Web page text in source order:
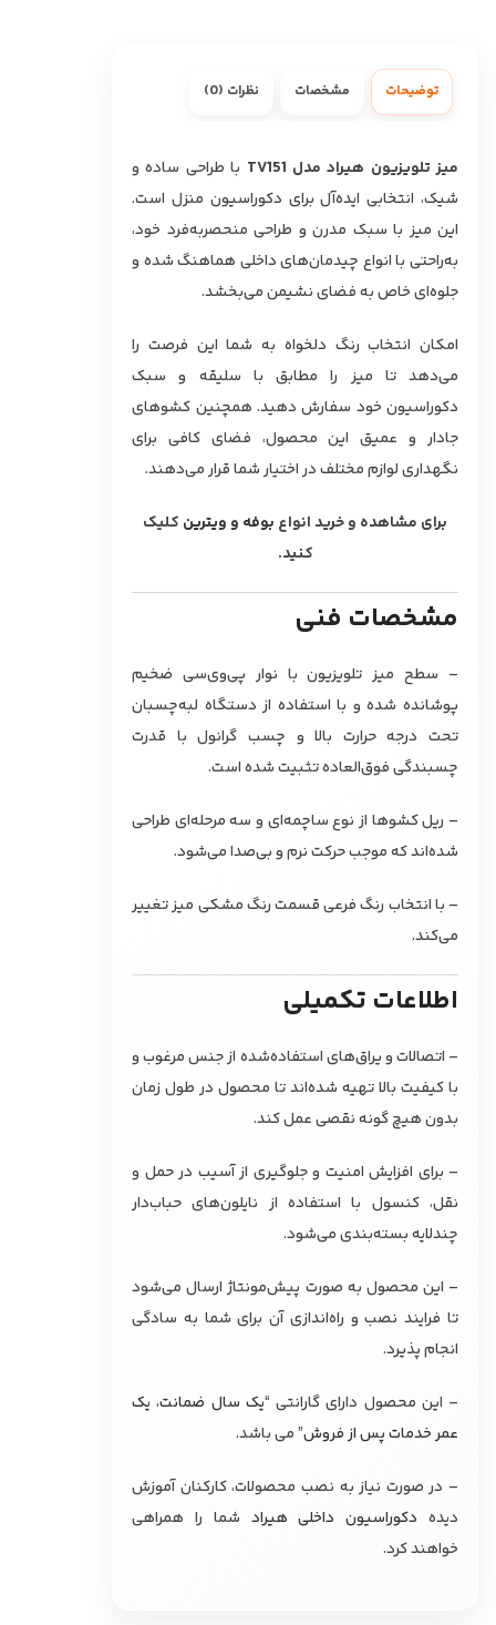
توضیحات مشخصات نظرات (0)
میز تلویزیون هیراد مدل TV151
با طراحی ساده و
شیک، انتخابی ایده‌آل برای دکوراسیون منزل است.
این میز با سبک مدرن و طراحی منحصربه‌فرد خود،
به‌راحتی با انواع چیدمان‌های داخلی هماهنگ شده و
جلوه‌ای خاص به فضای نشیمن می‌بخشد.
امکان انتخاب رنگ دلخواه به شما این فرصت را
می‌دهد تا میز را مطابق با سلیقه و سبک
دکوراسیون خود سفارش دهید. همچنین کشوهای
جادار و عمیق این محصول، فضای کافی برای
نگهداری لوازم مختلف در اختیار شما قرار می‌دهند.
برای مشاهده و خرید انواع بوفه و ویترین کلیک
کنید.
مشخصات فنی
– سطح میز تلویزیون با نوار پی‌وی‌سی ضخیم
پوشانده شده و با استفاده از دستگاه لبه‌چسبان
تحت درجه حرارت بالا و چسب گرانول با قدرت
چسبندگی فوق‌العاده تثبیت شده است.
– ریل کشوها از نوع ساچمه‌ای و سه مرحله‌ای طراحی
شده‌اند که موجب حرکت نرم و بی‌صدا می‌شود.
– با انتخاب رنگ فرعی قسمت رنگ مشکی میز تغییر
می‌کند.
اطلاعات تکمیلی
– اتصالات و یراق‌های استفاده‌شده از جنس مرغوب و
با کیفیت بالا تهیه شده‌اند تا محصول در طول زمان
بدون هیچ گونه نقصی عمل کند.
– برای افزایش امنیت و جلوگیری از آسیب در حمل و
نقل، کنسول با استفاده از نایلون‌های حباب‌دار
چندلایه بسته‌بندی می‌شود.
– این محصول به صورت پیش‌مونتاژ ارسال می‌شود
تا فرایند نصب و راه‌اندازی آن برای شما به سادگی
انجام پذیرد.
– این محصول دارای گارانتی “یک سال ضمانت، یک
عمر خدمات پس از فروش” می باشد.
– در صورت نیاز به نصب محصولات، کارکنان آموزش
دیده دکوراسیون داخلی هیراد شما را همراهی
خواهند کرد.